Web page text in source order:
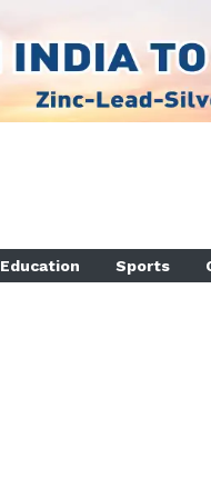
Education Sports